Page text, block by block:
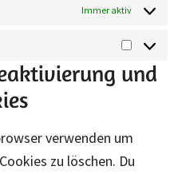
Immer aktiv
und
verwenden um
zu löschen. Du